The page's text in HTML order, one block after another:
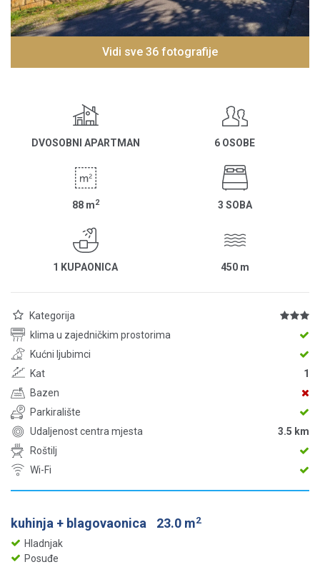
Vidi sve 36 fotografije
DVOSOBNI APARTMAN 6 OSOBE
88 m2 3 SOBA
1 KUPAONICA 450 m
Kategorija
klima u zajedničkim prostorima
Kućni ljubimci
Kat
1
Bazen
Parkiralište
Udaljenost centra mjesta
3.5 km
Roštilj
Wi-Fi
kuhinja + blagovaonica 23.0 m2
Hladnjak
Posuđe